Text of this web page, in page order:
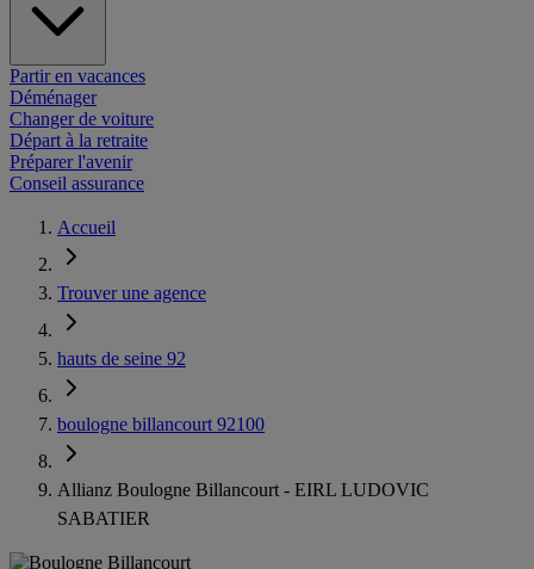
Partir en vacances
Déménager
Changer de voiture
Départ à la retraite
Préparer l'avenir
Conseil assurance
Accueil
Trouver une agence
hauts de seine 92
boulogne billancourt 92100
Allianz Boulogne Billancourt - EIRL LUDOVIC
SABATIER